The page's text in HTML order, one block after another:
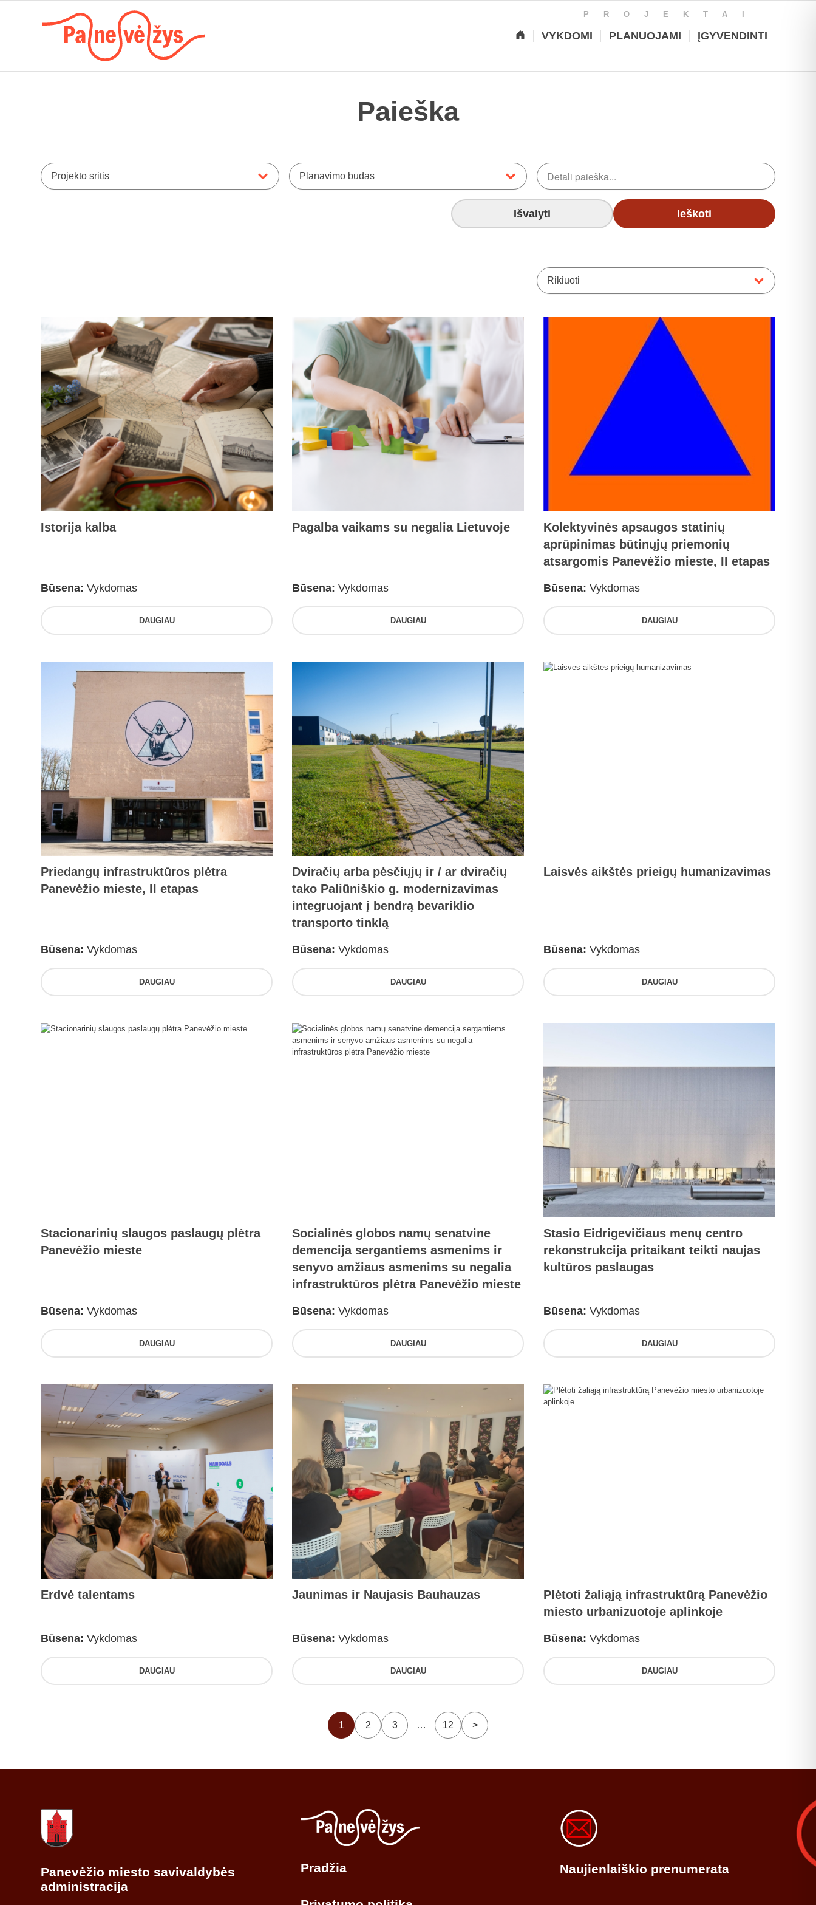
PROJEKTAI
VYKDOMI PLANUOJAMI ĮGYVENDINTI
Paieška
Projekto sritis Planavimo būdas
Išvalyti Ieškoti
Rikiuoti
Istorija kalba
Būsena: Vykdomas
DAUGIAU
Pagalba vaikams su negalia Lietuvoje
Būsena: Vykdomas
DAUGIAU
Kolektyvinės apsaugos statinių
aprūpinimas būtinųjų priemonių
atsargomis Panevėžio mieste, II etapas
Būsena: Vykdomas
DAUGIAU
Priedangų infrastruktūros plėtra
Panevėžio mieste, II etapas
Būsena: Vykdomas
DAUGIAU
Dviračių arba pėsčiųjų ir / ar dviračių
tako Paliūniškio g. modernizavimas
integruojant į bendrą bevariklio
transporto tinklą
Būsena: Vykdomas
DAUGIAU
Laisvės aikštės prieigų humanizavimas
Būsena: Vykdomas
DAUGIAU
Stacionarinių slaugos paslaugų plėtra
Panevėžio mieste
Būsena: Vykdomas
DAUGIAU
Socialinės globos namų senatvine
demencija sergantiems asmenims ir
senyvo amžiaus asmenims su negalia
infrastruktūros plėtra Panevėžio mieste
Būsena: Vykdomas
DAUGIAU
Stasio Eidrigevičiaus menų centro
rekonstrukcija pritaikant teikti naujas
kultūros paslaugas
Būsena: Vykdomas
DAUGIAU
Erdvė talentams
Būsena: Vykdomas
DAUGIAU
Jaunimas ir Naujasis Bauhauzas
Būsena: Vykdomas
DAUGIAU
Plėtoti žaliąją infrastruktūrą Panevėžio
miesto urbanizuotoje aplinkoje
Būsena: Vykdomas
DAUGIAU
1 2 3 … 12 >
Panevėžio miesto savivaldybės
administracija
Pradžia Naujienlaiškio prenumerata